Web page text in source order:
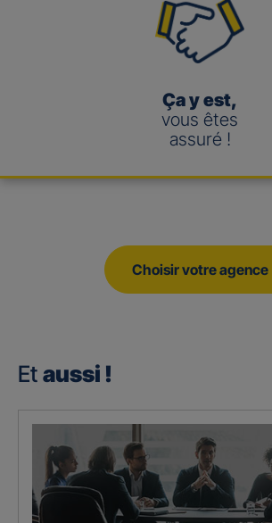
Ça y est,
vous êtes
assuré !
Choisir votre agence
Et aussi !